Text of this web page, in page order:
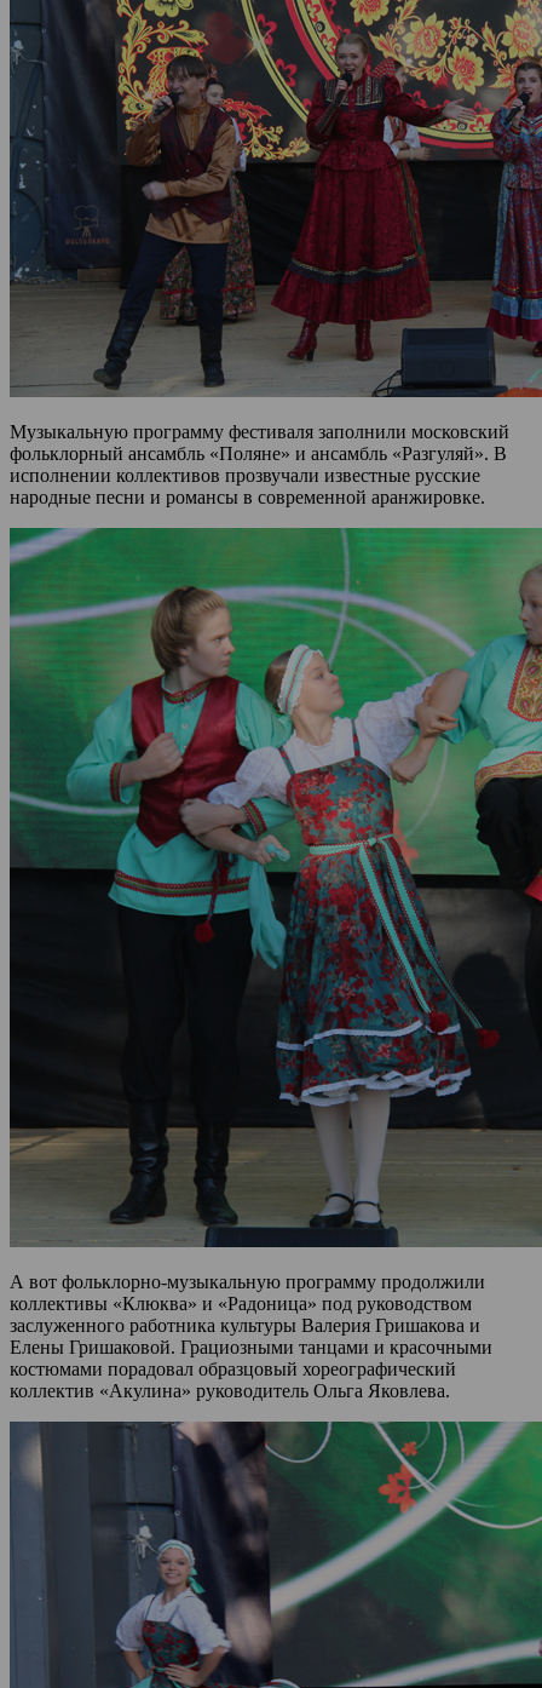
Музыкальную программу фестиваля заполнили московский
фольклорный ансамбль «Поляне» и ансамбль «Разгуляй». В
исполнении коллективов прозвучали известные русские
народные песни и романсы в современной аранжировке.
А вот фольклорно-музыкальную программу продолжили
коллективы «Клюква» и «Радоница» под руководством
заслуженного работника культуры Валерия Гришакова и
Елены Гришаковой. Грациозными танцами и красочными
костюмами порадовал образцовый хореографический
коллектив «Акулина» руководитель Ольга Яковлева.